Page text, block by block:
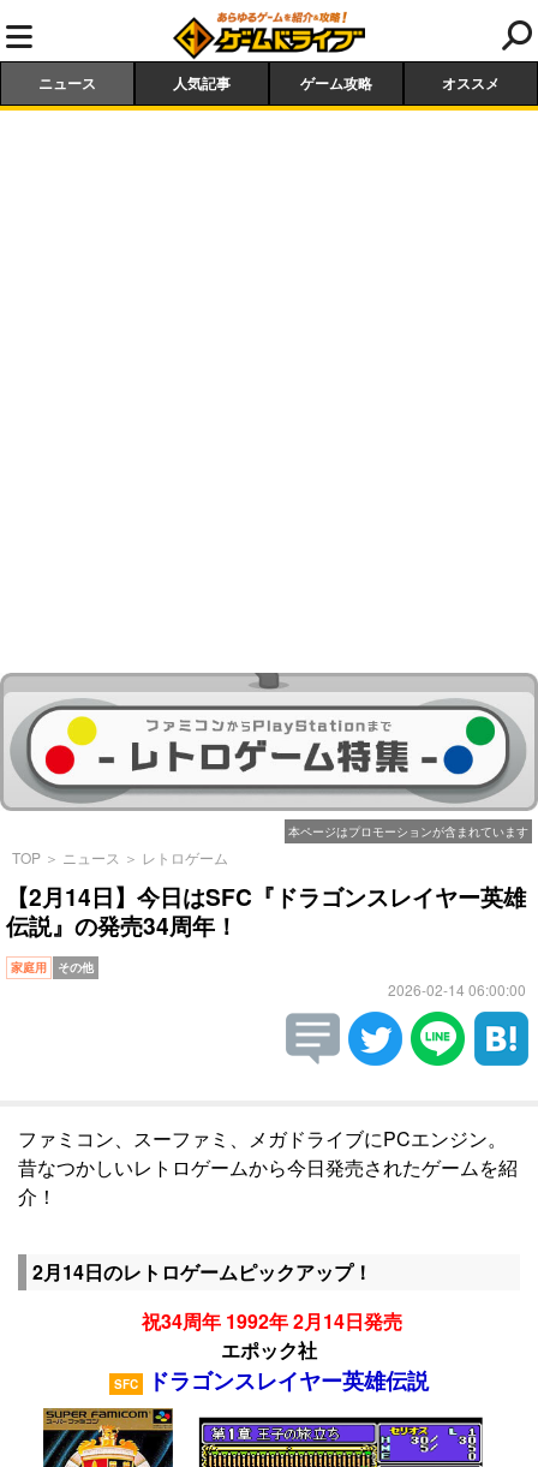
ニュース 人気記事 ゲーム攻略 オススメ
本ページはプロモーションが含まれています
TOP ＞ ニュース ＞ レトロゲーム
【2月14日】今日はSFC『ドラゴンスレイヤー英雄
伝説』の発売34周年！
家庭用 その他
2026-02-14 06:00:00
ファミコン、スーファミ、メガドライブにPCエンジン。
昔なつかしいレトロゲームから今日発売されたゲームを紹
介！
2月14日のレトロゲームピックアップ！
祝34周年 1992年 2月14日発売
エポック社
SFC ドラゴンスレイヤー英雄伝説